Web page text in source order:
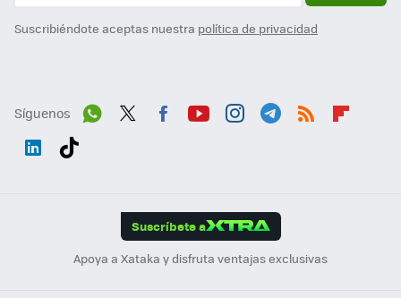
Suscribiéndote aceptas nuestra política de privacidad
Síguenos
Suscríbete a
Apoya a Xataka y disfruta ventajas exclusivas